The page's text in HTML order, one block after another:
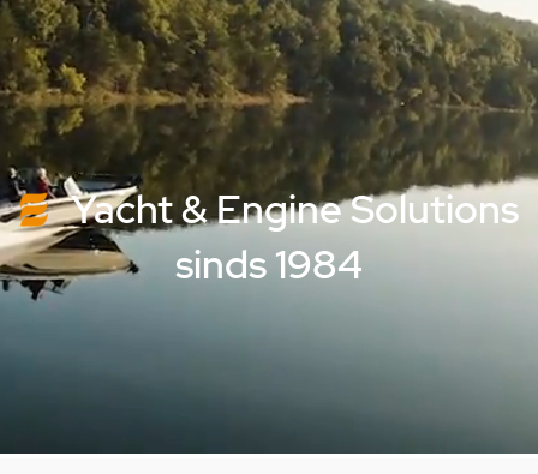
Yacht & Engine Solutions
sinds 1984